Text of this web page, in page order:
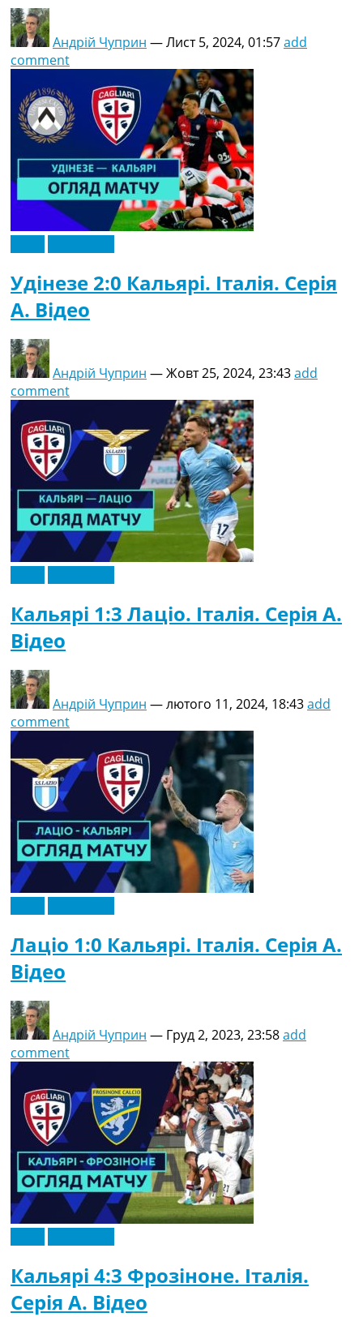
Андрій Чуприн —Лист 5, 2024, 01:57add
comment
Удінезе 2:0 Кальярі. Італія. Серія
A. Відео
Андрій Чуприн —Жовт 25, 2024, 23:43add
comment
Кальярі 1:3 Лаціо. Італія. Серія A.
Відео
Андрій Чуприн —лютого 11, 2024, 18:43add
comment
Лаціо 1:0 Кальярі. Італія. Серія A.
Відео
Андрій Чуприн — Груд 2, 2023, 23:58add
comment
Кальярі 4:3 Фрозіноне. Італія.
Серія A. Відео